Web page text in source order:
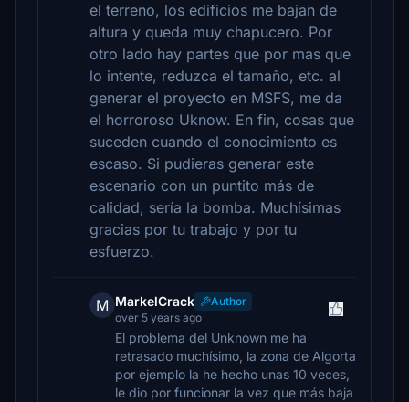
el terreno, los edificios me bajan de
altura y queda muy chapucero. Por
otro lado hay partes que por mas que
lo intente, reduzca el tamaño, etc. al
generar el proyecto en MSFS, me da
el horroroso Uknow. En fin, cosas que
suceden cuando el conocimiento es
escaso. Si pudieras generar este
escenario con un puntito más de
calidad, sería la bomba. Muchísimas
gracias por tu trabajo y por tu
esfuerzo.
M MarkelCrack
Author
over 5 years ago
El problema del Unknown me ha
retrasado muchísimo, la zona de Algorta
por ejemplo la he hecho unas 10 veces,
le dio por funcionar la vez que más baja